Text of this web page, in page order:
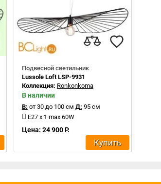
Подвесной светильник
Lussole Loft LSP-9931
Коллекция: Ronkonkoma
В наличии
В: от 30 до 100 см Д: 95 см
E27 x 1 max 60W
Цена: 24 900 Р.
Купить